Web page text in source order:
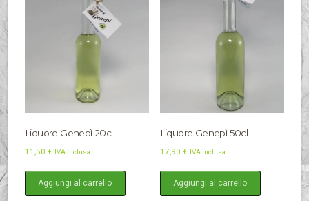
Liquore Genepì 20cl
11,50 € IVA inclusa
Aggiungi al carrello
Liquore Genepì 50cl
17,90 € IVA inclusa
Aggiungi al carrello